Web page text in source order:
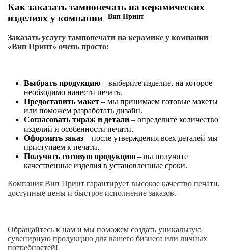
Как заказать тампопечать на керамических
изделиях у компании
Вип Принт
Заказать услугу тампопечати на керамике у компании
«Вип Принт» очень просто:
Выбрать продукцию – выберите изделие, на которое
необходимо нанести печать.
Предоставить макет – мы принимаем готовые макеты
или поможем разработать дизайн.
Согласовать тираж и детали – определите количество
изделий и особенности печати.
Оформить заказ – после утверждения всех деталей мы
приступаем к печати.
Получить готовую продукцию – вы получите
качественные изделия в установленные сроки.
Компания Вип Принт гарантирует высокое качество печати,
доступные цены и быстрое исполнение заказов.
Обращайтесь к нам и мы поможем создать уникальную
сувенирную продукцию для вашего бизнеса или личных
потребностей!